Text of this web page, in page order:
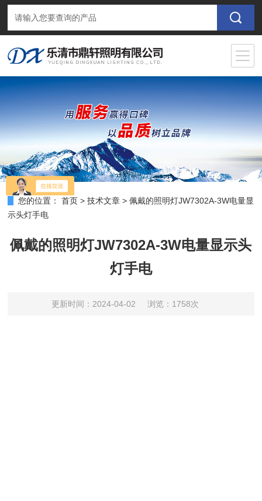
您的位置： 首页 >技术文章 >佩戴的照明灯JW7302A-3W电量显
示头灯手电
佩戴的照明灯JW7302A-3W电量显示头
灯手电
更新时间：2024-04-02 浏览：1758次